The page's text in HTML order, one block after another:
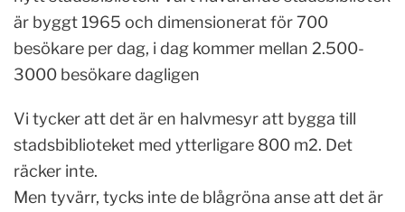
är byggt 1965 och dimensionerat för 700
besökare per dag, i dag kommer mellan 2.500-
3000 besökare dagligen
Vi tycker att det är en halvmesyr att bygga till
stadsbiblioteket med ytterligare 800 m2. Det
räcker inte.
Men tyvärr, tycks inte de blågröna anse att det är